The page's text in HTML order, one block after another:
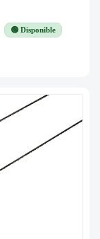
🟢 Disponible